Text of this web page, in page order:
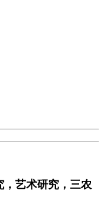
艺术研究，三农